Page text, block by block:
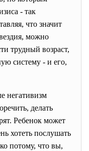
- так
что значит
можно
трудный возраст,
систему - и его,
негативизм
делать
Ребенок может
хотеть послушать
потому, что вы,